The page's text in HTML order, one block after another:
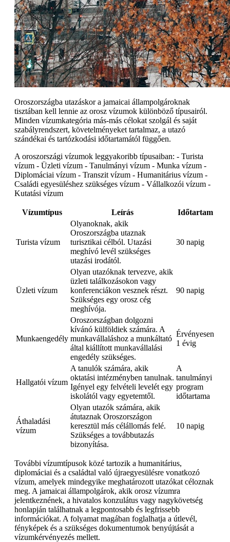
Oroszországba utazáskor a jamaicai állampolgároknak
tisztában kell lennie az orosz vízumok különböző típusairól.
Minden vízumkategória más-más célokat szolgál és saját
szabályrendszert, követelményeket tartalmaz, a utazó
szándékai és tartózkodási időtartamától függően.
A oroszországi vízumok leggyakoribb típusaiban: - Turista
vízum - Üzleti vízum - Tanulmányi vízum - Munka vízum -
Diplomáciai vízum - Transzit vízum - Humanitárius vízum -
Családi egyesüléshez szükséges vízum - Vállalkozói vízum -
Kutatási vízum
Vízumtípus Leírás Időtartam
Turista vízum
Olyanoknak, akik
Oroszországba utaznak
turisztikai célból. Utazási
meghívó levél szükséges
utazási irodától.
30 napig
Üzleti vízum
Olyan utazóknak tervezve, akik
üzleti találkozásokon vagy
konferenciákon vesznek részt.
Szükséges egy orosz cég
meghívója.
90 napig
Munkaengedély
Oroszországban dolgozni
kívánó külföldiek számára. A
munkavállaláshoz a munkáltató
által kiállított munkavállalási
engedély szükséges.
Érvényesen
1 évig
Hallgatói vízum
A tanulók számára, akik
oktatási intézményben tanulnak.
Igényel egy felvételi levelét egy
iskolától vagy egyetemtől.
A
tanulmányi
program
időtartama
Áthaladási
vízum
Olyan utazók számára, akik
átutaznak Oroszországon
keresztül más célállomás felé.
Szükséges a továbbutazás
bizonyítása.
10 napig
További vízumtípusok közé tartozik a humanitárius,
diplomáciai és a családtal való újraegyesülésre vonatkozó
vízum, amelyek mindegyike meghatározott utazókat céloznak
meg. A jamaicai állampolgárok, akik orosz vízumra
jelentkeznének, a hivatalos konzulátus vagy nagykövetség
honlapján találhatnak a legpontosabb és legfrissebb
információkat. A folyamat magában foglalhatja a útlevél,
fényképek és a szükséges dokumentumok benyújtását a
vízumkérvényezés mellett.